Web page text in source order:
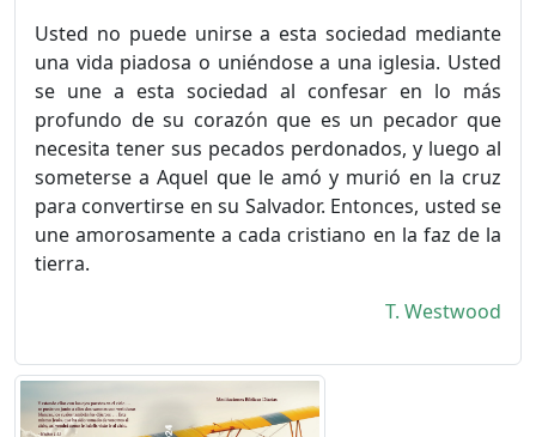
Usted no puede unirse a esta sociedad mediante
una vida piadosa o uniéndose a una iglesia. Usted
se une a esta sociedad al confesar en lo más
profundo de su corazón que es un pecador que
necesita tener sus pecados perdonados, y luego al
someterse a Aquel que le amó y murió en la cruz
para convertirse en su Salvador. Entonces, usted se
une amorosamente a cada cristiano en la faz de la
tierra.
T. Westwood